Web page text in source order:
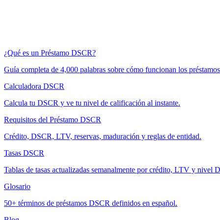
¿Qué es un Préstamo DSCR?
Guía completa de 4,000 palabras sobre cómo funcionan los
Calculadora DSCR
Calcula tu DSCR y ve tu nivel de calificación al instante.
Requisitos del Préstamo DSCR
Crédito, DSCR, LTV, reservas, maduración y reglas de entidad.
Tasas DSCR
Tablas de tasas actualizadas semanalmente por crédito, LTV y nivel
Glosario
50+ términos de préstamos DSCR definidos en español.